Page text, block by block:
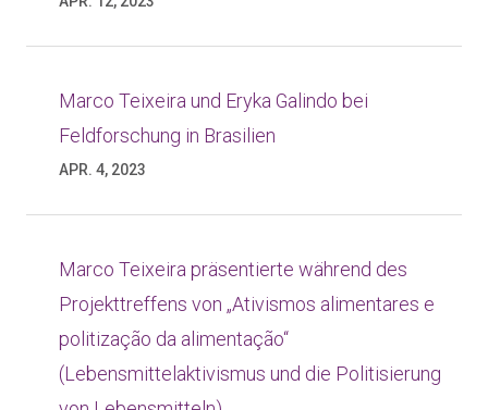
Marco Teixeira und Eryka Galindo bei
Feldforschung in Brasilien
APR. 4, 2023
Marco Teixeira präsentierte während des
Projekttreffens von „Ativismos alimentares e
politização da alimentação“
(Lebensmittelaktivismus und die Politisierung